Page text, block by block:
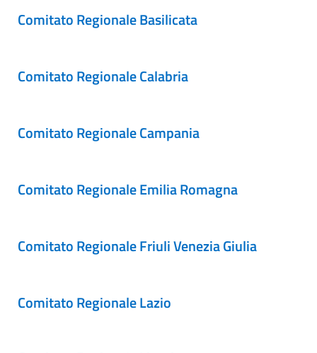
Comitato Regionale Basilicata
Comitato Regionale Calabria
Comitato Regionale Campania
Comitato Regionale Emilia Romagna
Comitato Regionale Friuli Venezia Giulia
Comitato Regionale Lazio